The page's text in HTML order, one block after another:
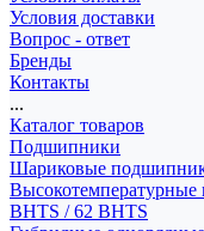
Условия доставки
Вопрос - ответ
Бренды
Контакты
...
Каталог товаров
Подшипники
Шариковые
BHTS / 62 BHTS